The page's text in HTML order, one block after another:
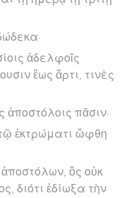
ἀδελφοῖς
ἕως ἄρτι, τινὲς
ἀποστόλοις πᾶσιν·
ἐκτρώματι ὤφθη
ὃς οὐκ
διότι ἐδίωξα τὴν